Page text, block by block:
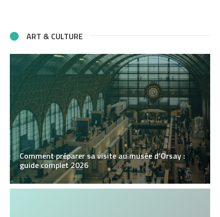
ART & CULTURE
Comment préparer sa visite au musée d’Orsay :
guide complet 2026